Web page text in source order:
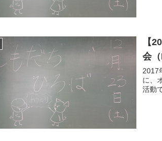
【
会（
2017
に、
活動